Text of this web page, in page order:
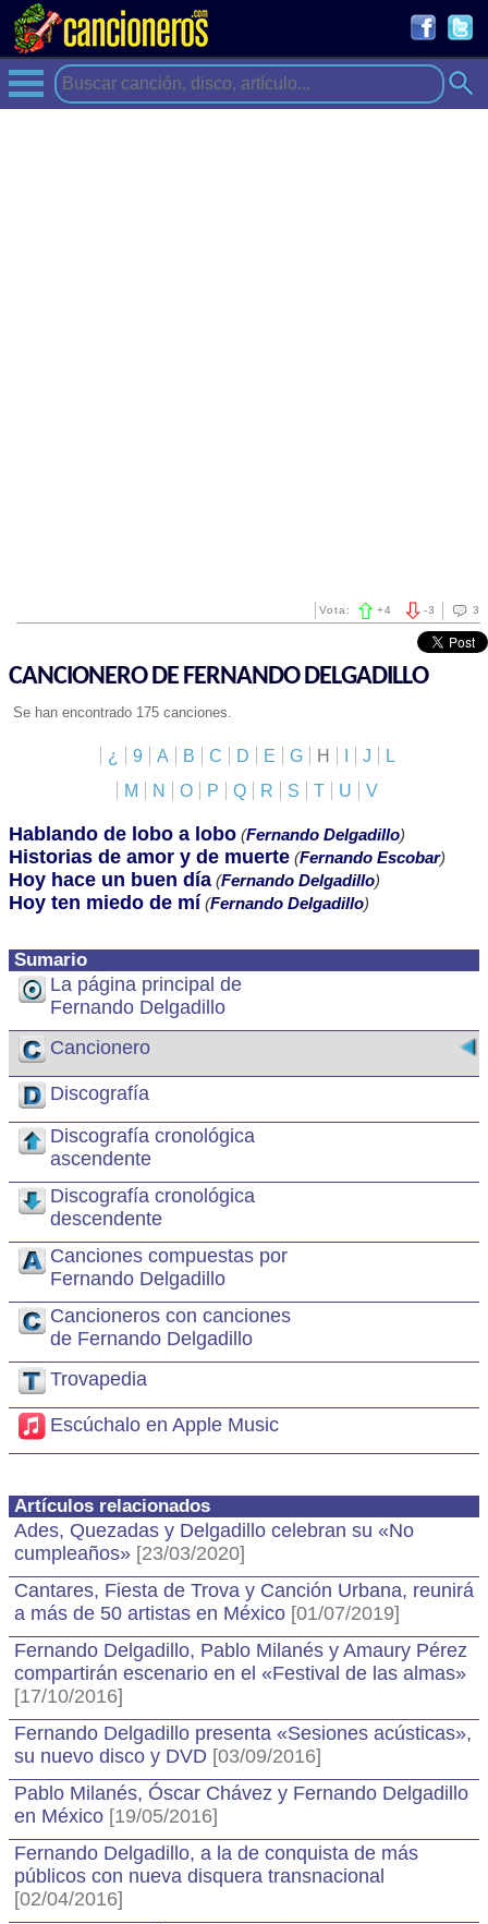
3
-3
Vota: +4
CANCIONERO DE FERNANDO DELGADILLO
Se han encontrado 175 canciones.
¿ 9 A B C D E G H J
L
M
N O P Q R S T U V
Sumario
La página principal de
Fernando Delgadillo
Cancionero
Discografía
Discografía cronológica
ascendente
Discografía cronológica
descendente
Canciones compuestas por
Fernando Delgadillo
Cancioneros con canciones
de Fernando Delgadillo
Trovapedia
Escúchalo en Apple Music
Artículos relacionados
Ades, Quezadas y Delgadillo celebran su «No
cumpleaños» [23/03/2020]
Cantares, Fiesta de Trova y Canción Urbana, reunirá
a más de 50 artistas en México [01/07/2019]
Fernando Delgadillo, Pablo Milanés y Amaury Pérez
compartirán escenario en el «Festival de las almas»
[17/10/2016]
Fernando Delgadillo presenta «Sesiones acústicas»,
su nuevo disco y DVD [03/09/2016]
Pablo Milanés, Óscar Chávez y Fernando Delgadillo
en México [19/05/2016]
Fernando Delgadillo, a la de conquista de más
públicos con nueva disquera transnacional
[02/04/2016]
Hablando de lobo a lobo (Fernando Delgadillo)
Historias de amor y de muerte (Fernando Escobar)
Hoy hace un buen día (Fernando Delgadillo)
Hoy ten miedo de mí (Fernando Delgadillo)